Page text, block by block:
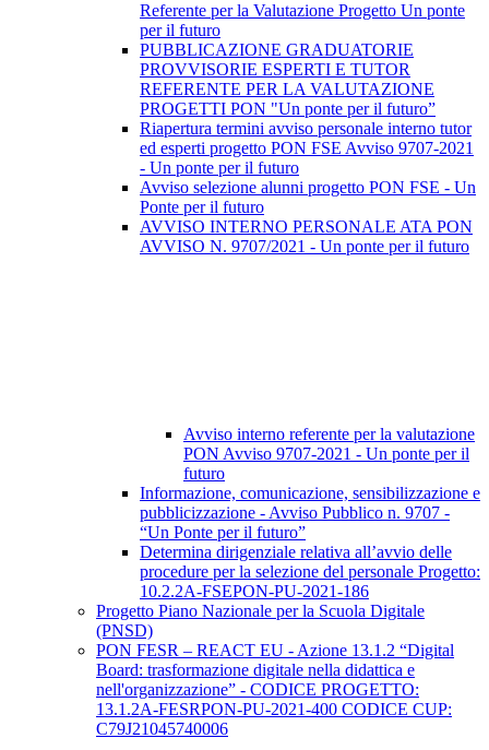
Referente per la Valutazione Progetto Un ponte
per il futuro
PUBBLICAZIONE GRADUATORIE
PROVVISORIE ESPERTI E TUTOR
REFERENTE PER LA VALUTAZIONE
PROGETTI PON "Un ponte per il futuro”
Riapertura termini avviso personale interno tutor
ed esperti progetto PON FSE Avviso 9707-2021
- Un ponte per il futuro
Avviso selezione alunni progetto PON FSE - Un
Ponte per il futuro
AVVISO INTERNO PERSONALE ATA PON
AVVISO N. 9707/2021 - Un ponte per il futuro
Avviso interno referente per la valutazione
PON Avviso 9707-2021 - Un ponte per il
futuro
Informazione, comunicazione, sensibilizzazione e
pubblicizzazione - Avviso Pubblico n. 9707 -
“Un Ponte per il futuro”
Determina dirigenziale relativa all’avvio delle
procedure per la selezione del personale Progetto:
10.2.2A-FSEPON-PU-2021-186
Progetto Piano Nazionale per la Scuola Digitale
(PNSD)
PON FESR – REACT EU - Azione 13.1.2 “Digital
Board: trasformazione digitale nella didattica e
nell'organizzazione” - CODICE PROGETTO:
13.1.2A-FESRPON-PU-2021-400 CODICE CUP:
C79J21045740006